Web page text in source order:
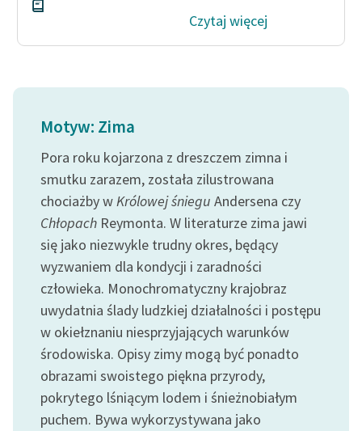
Popularyzacja
twórców przechodzących
do domeny publicznej,
lektur szkolnych oraz
Starego Testamentu
Odkurzamy bohaterów
Szkoła Poezji Wolnych
Lektur
O nas
Kontakt
O projekcie
Czytaj więcej
Motyw: Zima
Pora roku kojarzona z dreszczem zimna i
smutku zarazem, została zilustrowana
chociażby wKrólowej śniegu Andersena czy
Chłopach Reymonta. W literaturze zima jawi
się jako niezwykle trudny okres, będący
wyzwaniem dla kondycji i zaradności
człowieka. Monochromatyczny krajobraz
uwydatnia ślady ludzkiej działalności i postępu
w okiełznaniu niesprzyjających warunków
środowiska. Opisy zimy mogą być ponadto
obrazami swoistego piękna przyrody,
pokrytego lśniącym lodem i śnieżnobiałym
puchem. Bywa wykorzystywana jako